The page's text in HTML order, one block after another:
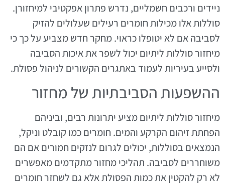
ניידים ורכבים חשמליים, נדרש פתרון אפקטיבי למיחזורן.
סוללות אלו מכילות חומרים רעילים שעלולים להזיק
לסביבה אם לא יטופלו כראוי. מחקר חדש מצביע על כך כי
מיחזור סוללות ליתיום יכול לשפר את איכות הסביבה
ולסייע בעיריות לעמוד באתגרים הקשורים לניהול פסולת.
ההשפעות הסביבתיות של מחזור
מיחזור סוללות ליתיום מציע יתרונות רבים, וביניהם
הפחתת זיהום הקרקע והמים. חומרים כמו קובלט וניקל,
הנמצאים בסוללות, יכולים לגרום לנזקים חמורים אם הם
משוחררים לסביבה. תהליכי מחזור מתקדמים מאפשרים
לא רק להקטין את כמות הפסולת אלא גם לשחזר חומרים